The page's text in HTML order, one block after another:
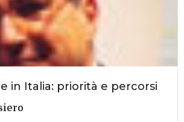
in Italia: priorità e percorsi